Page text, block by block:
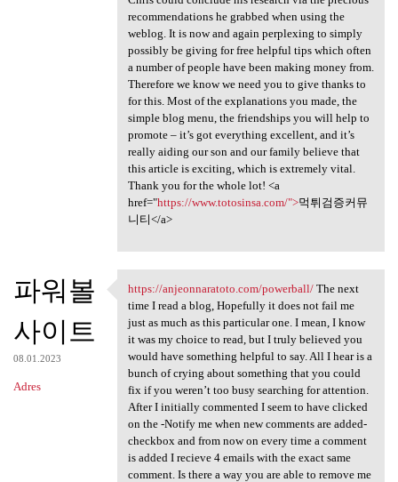
recommendations he grabbed when using the
weblog. It is now and again perplexing to simply
possibly be giving for free helpful tips which often
a number of people have been making money from.
Therefore we know we need you to give thanks to
for this. Most of the explanations you made, the
simple blog menu, the friendships you will help to
promote – it’s got everything excellent, and it’s
really aiding our son and our family believe that
this article is exciting, which is extremely vital.
Thank you for the whole lot! <a
href="https://www.totosinsa.com/">먹튀검증커뮤
니티</a>
파워볼
사이트
08.01.2023
Adres
https://anjeonnaratoto.com
https://anjeonnaratoto.com/powerball/The next
time I read a blog, Hopefully it does not fail me
just as much as this particular one. I mean, I know
it was my choice to read, but I truly believed you
would have something helpful to say. All I hear is a
bunch of crying about something that you could
fix if you weren’t too busy searching for attention.
After I initially commented I seem to have clicked
on the -Notify me when new comments are added-
checkbox and from now on every time a comment
is added I recieve 4 emails with the exact same
comment. Is there a way you are able to remove me